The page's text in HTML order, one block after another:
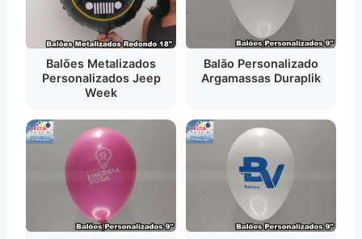
Balões Metalizados
Personalizados Jeep
Week
Balão Personalizado
Argamassas Duraplik